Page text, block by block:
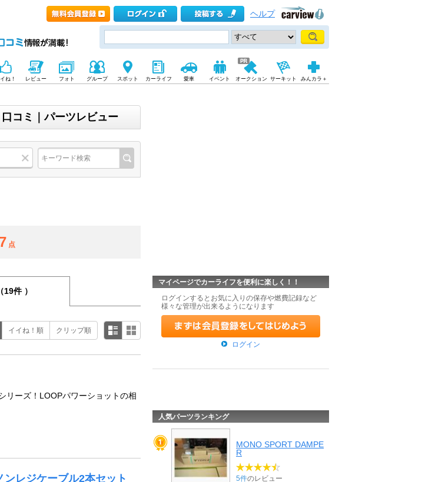
ヘルプ
ね！ レビュー フォト グループ スポット カーライフ 愛車 イベント オークション サーキット みんカラ＋
コミ｜パーツレビュー
点
（19件 ）
イイね！順 クリップ順
リーズ！LOOPパワーショットの相
レジケーブル2本セット
マイページでカーライフを便利に楽しく！！
ログインするとお気に入りの保存や燃費記録など
様々な管理が出来るようになります
ログイン
人気パーツランキング
MONO SPORT DAMPE
R
5件のレビュー